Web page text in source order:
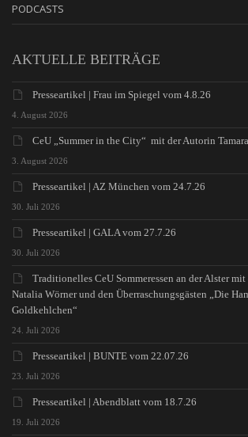
PODCASTS
AKTUELLE BEITRÄGE
Presseartikel | Frau im Spiegel vom 4.8.26
4. August 2026
CeU „Summer in the City“ mit der Autorin
3. August 2026
Presseartikel | AZ München vom 24.7.26
30. Juli 2026
Presseartikel | GALA vom 27.7.26
30. Juli 2026
Traditionelles CeU Sommeressen an der Alster
Natalia Wörner und den Überraschungsgästen „Die
Goldkehlchen“
24. Juli 2026
Presseartikel | BUNTE vom 22.07.26
23. Juli 2026
Presseartikel | Abendblatt vom 18.7.26
19. Juli 2026